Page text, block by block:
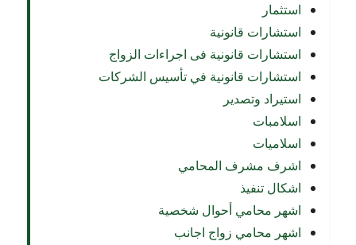
استثمار
استشارات قانونية
استشارات قانونية فى اجراءات الزواج
استشارات قانونية في تأسيس الشركات
استيراد وتصدير
اسلامبات
اسلاميات
اشرف مشرف المحامي
اشكال تنفيذ
اشهر محامي أحوال شخصية
اشهر محامي زواج اجانب